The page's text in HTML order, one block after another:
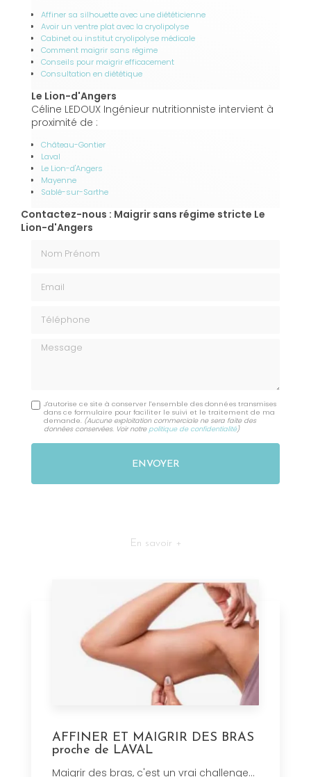
Affiner sa silhouette avec une diététicienne
Avoir un ventre plat avec la cryolipolyse
Cabinet ou institut cryolipolyse médicale
Comment maigrir sans régime
Conseils pour maigrir efficacement
Consultation en diététique
Le Lion-d'Angers
Céline LEDOUX Ingénieur nutritionniste intervient à
proximité de :
Château-Gontier
Laval
Le Lion-d'Angers
Mayenne
Sablé-sur-Sarthe
Contactez-nous : Maigrir sans régime stricte Le
Lion-d'Angers
Message
J'autorise ce site à conserver l'ensemble des données transmises
dans ce formulaire pour faciliter le suivi et le traitement de ma
demande. (Aucune exploitation commerciale ne sera faite des
données conservées. Voir notre politique de confidentialité)
En savoir +
AFFINER ET MAIGRIR DES BRAS
proche de LAVAL
Maigrir des bras, c'est un vrai challenge…